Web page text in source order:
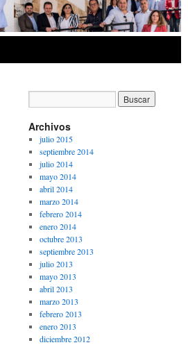
Archivos
julio 2015
septiembre 2014
julio 2014
mayo 2014
abril 2014
marzo 2014
febrero 2014
enero 2014
octubre 2013
septiembre 2013
julio 2013
mayo 2013
abril 2013
marzo 2013
febrero 2013
enero 2013
diciembre 2012